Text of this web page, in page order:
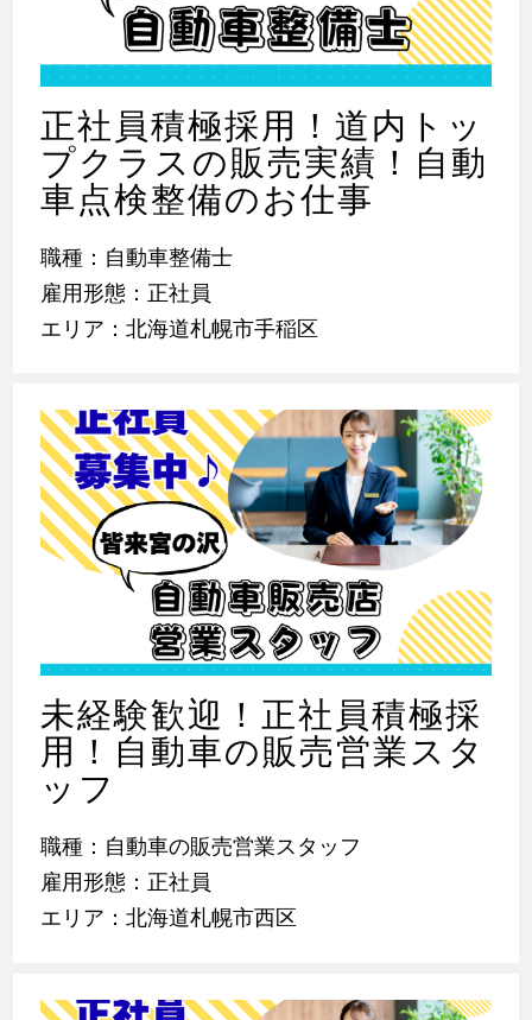
正社員積極採用！道内トッ
プクラスの販売実績！自動
車点検整備のお仕事
職種：自動車整備士
雇用形態：正社員
エリア：北海道札幌市手稲区
未経験歓迎！正社員積極採
用！自動車の販売営業スタ
ッフ
職種：自動車の販売営業スタッフ
雇用形態：正社員
エリア：北海道札幌市西区